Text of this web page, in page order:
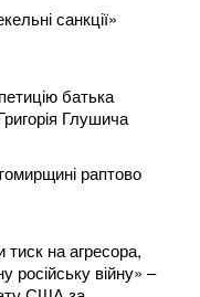
санкції»
батька
Глушича
раптово
на агресора,
російську війну» –